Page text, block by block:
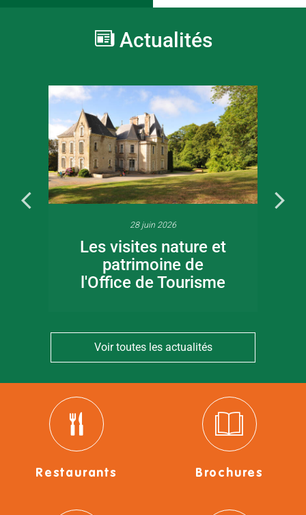
Actualités
28 juin 2026
Les visites nature et
patrimoine de
l'Office de Tourisme
Voir toutes les actualités
Restaurants Brochures